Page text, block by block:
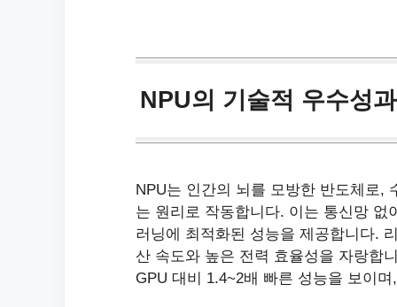
NPU의 기술적 우수성
NPU는 인간의 뇌를 모방한 반도체로,
는 원리로 작동합니다. 이는 통신망
러닝에 최적화된 성능을 제공합니다.
산 속도와 높은 전력 효율성을 자랑합
GPU 대비 1.4~2배 빠른 성능을 보이